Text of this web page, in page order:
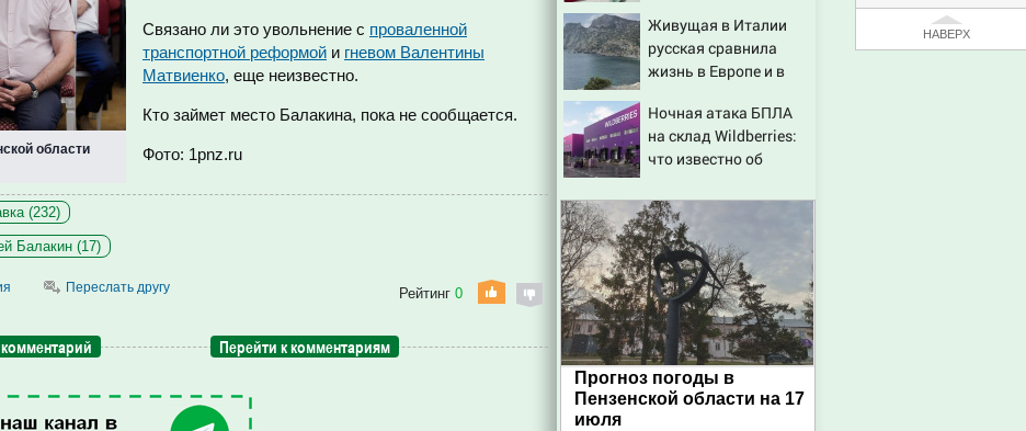
НАВЕРХ
области
Связано ли это увольнение с проваленной
транспортной реформой и гневом Валентины
Матвиенко, еще неизвестно.
Кто займет место Балакина, пока не сообщается.
Фото: 1pnz.ru
(232)
Балакин (17)
Переслать другу Рейтинг 0
Перейти к комментариям
сентябре -
PrimaMedia.ru
Живущая в Италии
русская сравнила
жизнь в Европе и в
Ночная атака БПЛА
на склад Wildberries:
что известно об
логистическим
центрам 07/08/2026 –
Новости
Прогноз погоды в
Пензенской области на 17
июля